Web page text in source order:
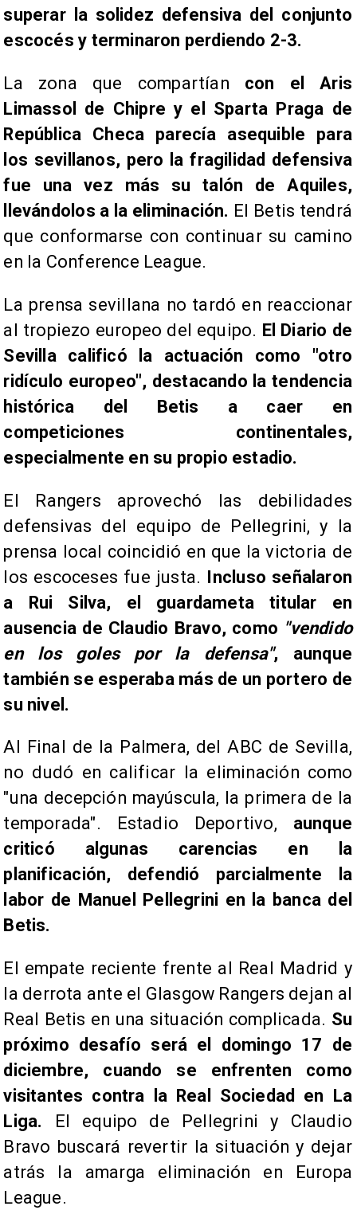
superar la solidez defensiva del conjunto
escocés y terminaron perdiendo 2-3.
La zona que compartían con el Aris
Limassol de Chipre y el Sparta Praga de
República Checa parecía asequible para
los sevillanos, pero la fragilidad defensiva
fue una vez más su talón de Aquiles,
llevándolos a la eliminación. El Betis tendrá
que conformarse con continuar su camino
en la Conference League.
La prensa sevillana no tardó en reaccionar
al tropiezo europeo del equipo. El Diario de
Sevilla calificó la actuación como "otro
ridículo europeo", destacando la tendencia
histórica del Betis a caer en
competiciones continentales,
especialmente en su propio estadio.
El Rangers aprovechó las debilidades
defensivas del equipo de Pellegrini, y la
prensa local coincidió en que la victoria de
los escoceses fue justa. Incluso señalaron
a Rui Silva, el guardameta titular en
ausencia de Claudio Bravo, como "vendido
en los goles por la defensa", aunque
también se esperaba más de un portero de
su nivel.
Al Final de la Palmera, del ABC de Sevilla,
no dudó en calificar la eliminación como
"una decepción mayúscula, la primera de la
temporada". Estadio Deportivo, aunque
criticó algunas carencias en la
planificación, defendió parcialmente la
labor de Manuel Pellegrini en la banca del
Betis.
El empate reciente frente al Real Madrid y
la derrota ante el Glasgow Rangers dejan al
Real Betis en una situación complicada. Su
próximo desafío será el domingo 17 de
diciembre, cuando se enfrenten como
visitantes contra la Real Sociedad en La
Liga. El equipo de Pellegrini y Claudio
Bravo buscará revertir la situación y dejar
atrás la amarga eliminación en Europa
League.